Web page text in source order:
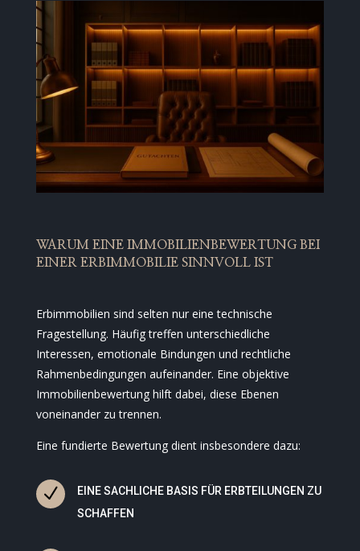
WARUM EINE IMMOBILIENBEWERTUNG BEI
EINER ERBIMMOBILIE SINNVOLL IST
Erbimmobilien sind selten nur eine technische
Fragestellung. Häufig treffen unterschiedliche
Interessen, emotionale Bindungen und rechtliche
Rahmenbedingungen aufeinander. Eine objektive
Immobilienbewertung hilft dabei, diese Ebenen
voneinander zu trennen.
Eine fundierte Bewertung dient insbesondere dazu:
N
EINE SACHLICHE BASIS FÜR ERBTEILUNGEN ZU
SCHAFFEN